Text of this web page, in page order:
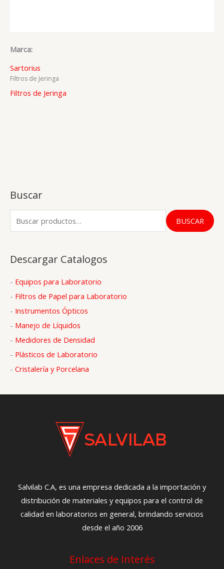
Buscar
u
c
BUSCAR
Descargar Catalogos
- Equipos para Laboratorio
- Filtros de Papel para Laboratorio
- Instrumentos Ópticos
- Manejo de Líquidos
- Medidores de Densidad
- Plásticos de Laboratorio
- Cristalería y Porcelana
Marca:
Sartorius
Filtros de Jeringa
Filtros de Jeringa
Salvilab C.A, es una empresa dedicada a la importación y
distribución de materiales y equipos para el control de
calidad en laboratorios en general, brindando servicios
desde el año 2006
Enlaces de Interés